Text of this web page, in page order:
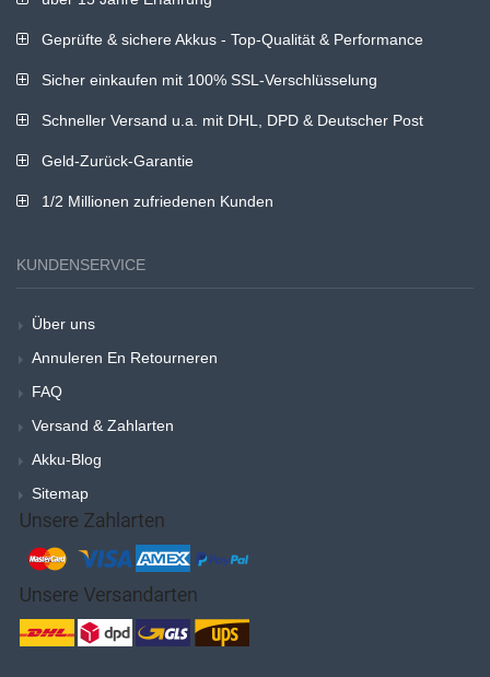
Geprüfte & sichere Akkus - Top-Qualität & Performance
Sicher einkaufen mit 100% SSL-Verschlüsselung
Schneller Versand u.a. mit DHL, DPD & Deutscher Post
Geld-Zurück-Garantie
1/2 Millionen zufriedenen Kunden
KUNDENSERVICE
Über uns
Annuleren En Retourneren
FAQ
Versand & Zahlarten
Akku-Blog
Sitemap